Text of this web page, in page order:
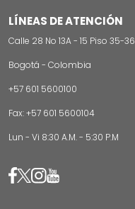
LÍNEAS DE ATENCIÓN
Calle 28 No 13A - 15 Piso 35-36
Bogotá - Colombia
+57 601 5600100
Fax: +57 601 5600104
Lun - Vi 8:30 A.M. - 5:30 P.M
Image
Image
ImageImage